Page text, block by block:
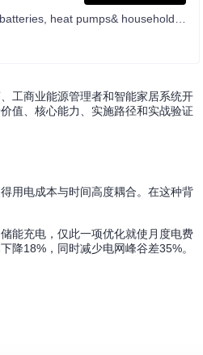
工商业能源管理者和智能家居系统开
值、核心能力、实施路径和实战验证
用电成本与时间高度耦合。在这种背
能充电，仅此一项优化就使月度电费
降18%，同时减少电网峰谷差35%。